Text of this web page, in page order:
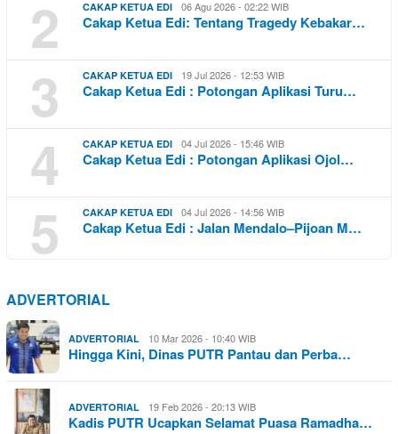
2 CAKAP KETUA EDI 06 Agu 2026 - 02:22 WIB
Cakap Ketua Edi: Tentang Tragedy Kebakar…
3 CAKAP KETUA EDI 19 Jul 2026 - 12:53 WIB
Cakap Ketua Edi : Potongan Aplikasi Turu…
4 CAKAP KETUA EDI 04 Jul 2026 - 15:46 WIB
Cakap Ketua Edi : Potongan Aplikasi Ojol…
5 CAKAP KETUA EDI 04 Jul 2026 - 14:56 WIB
Cakap Ketua Edi : Jalan Mendalo–Pijoan M…
ADVERTORIAL
ADVERTORIAL 10 Mar 2026 - 10:40 WIB
Hingga Kini, Dinas PUTR Pantau dan Perba…
ADVERTORIAL 19 Feb 2026 - 20:13 WIB
Kadis PUTR Ucapkan Selamat Puasa Ramadha…